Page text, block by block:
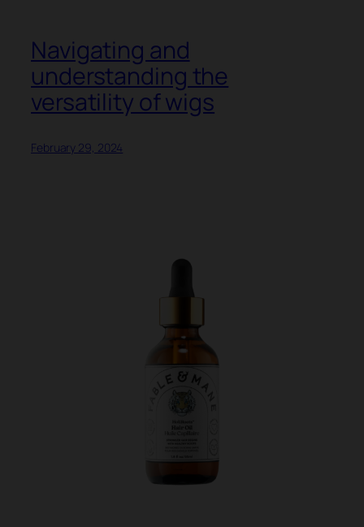
Navigating and
understanding the
versatility of wigs
February 29, 2024